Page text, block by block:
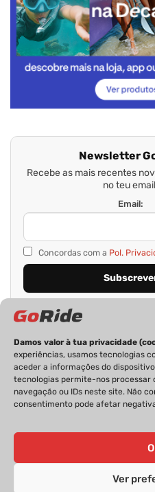
Damos valor à tua privacidade
experiências, usamos tecnologias
aceder a informações do
tecnologias permite-nos processar
navegação ou IDs neste site. Não
consentimento pode afetar
Ver
Newsletter
Recebe as mais recentes
no teu
Email:
Concordas com a Pol.
PRIVACIDADE FICHA